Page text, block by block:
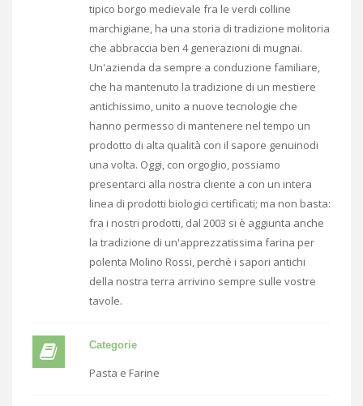
tipico borgo medievale fra le verdi colline
marchigiane, ha una storia di tradizione molitoria
che abbraccia ben 4 generazioni di mugnai.
Un'azienda da sempre a conduzione familiare,
che ha mantenuto la tradizione di un mestiere
antichissimo, unito a nuove tecnologie che
hanno permesso di mantenere nel tempo un
prodotto di alta qualità con il sapore genuinodi
una volta. Oggi, con orgoglio, possiamo
presentarci alla nostra cliente a con un intera
linea di prodotti biologici certificati; ma non basta:
fra i nostri prodotti, dal 2003 si è aggiunta anche
la tradizione di un'apprezzatissima farina per
polenta Molino Rossi, perchè i sapori antichi
della nostra terra arrivino sempre sulle vostre
tavole.
Categorie
Pasta e Farine